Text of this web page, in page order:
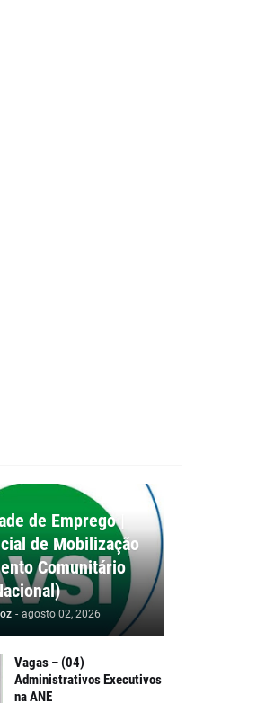
de Emprego |
de Mobilização
Comunitário
- agosto 02, 2026
Vagas – (04)
Administrativos Executivos
na ANE